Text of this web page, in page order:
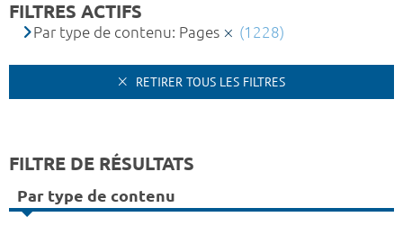
FILTRES ACTIFS
Par type de contenu: Pages (1228)
RETIRER TOUS LES FILTRES
FILTRE DE RÉSULTATS
Par type de contenu